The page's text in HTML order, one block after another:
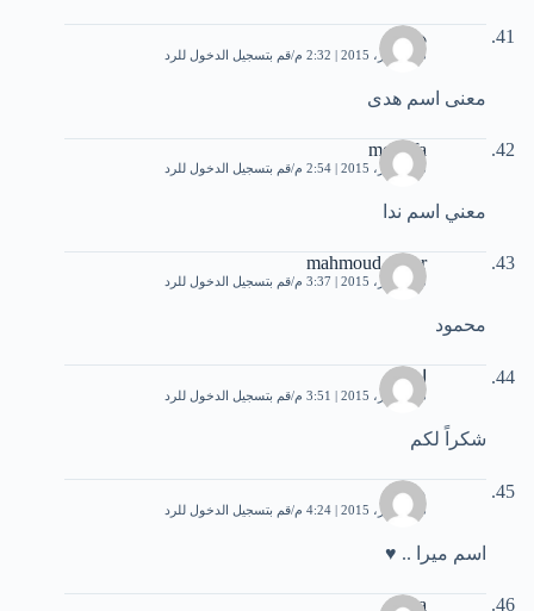
هدى
28 أكتوبر، 2015 | 2:32 م قم بتسجيل الدخول للرد
معنى اسم هدى
mostafa
28 أكتوبر، 2015 | 2:54 م قم بتسجيل الدخول للرد
معني اسم ندا
mahmoud soker
28 أكتوبر، 2015 | 3:37 م قم بتسجيل الدخول للرد
محمود
امال
28 أكتوبر، 2015 | 3:51 م قم بتسجيل الدخول للرد
شكراً لكم
ميرا
28 أكتوبر، 2015 | 4:24 م قم بتسجيل الدخول للرد
اسم ميرا .. ♥
asma